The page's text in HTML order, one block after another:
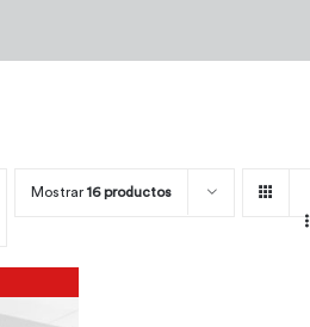
Mostrar 16 productos